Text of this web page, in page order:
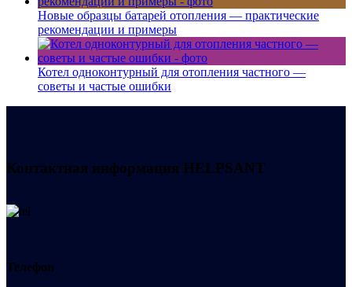
Новые образцы батарей отопления — практические
рекомендации и примеры
Котел одноконтурный для отопления частного —
советы и частые ошибки
Контактная информация HELPSANT
Телефон